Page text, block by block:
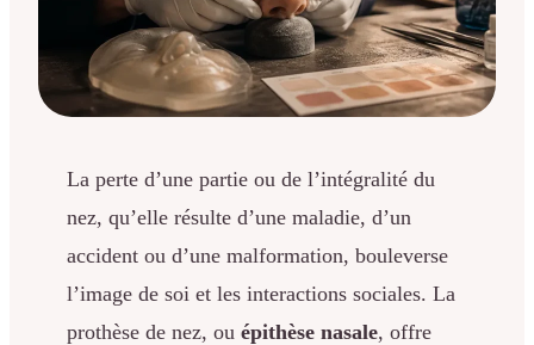
La perte d’une partie ou de l’intégralité du
nez, qu’elle résulte d’une maladie, d’un
accident ou d’une malformation, bouleverse
l’image de soi et les interactions sociales. La
prothèse de nez, ou épithèse nasale, offre